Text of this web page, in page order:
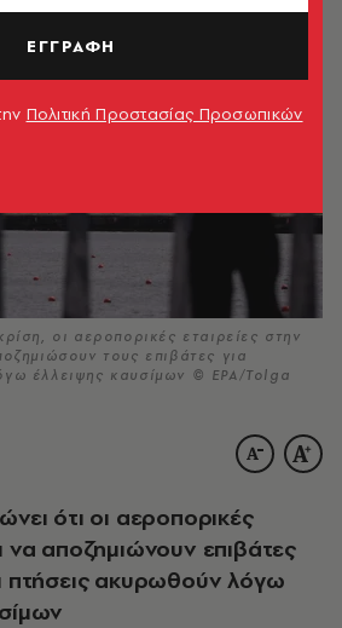
οι αεροπορικές εταιρείες στην
τους επιβάτες για
έλλειψης καυσίμων © EPA/Tolga
ότι οι αεροπορικές
να αποζημιώνουν επιβάτες
πτήσεις ακυρωθούν λόγω
ΕΓΓΡΑΦΗ
Πολιτική Προστασίας Προσωπικών